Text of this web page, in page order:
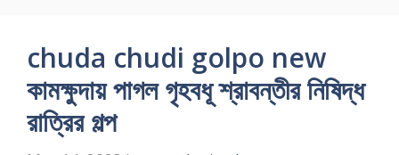
chuda chudi golpo new
কামক্ষুদায় পাগল গৃহবধূ শ্রাবন্তীর নিষিদ্ধ
রাত্রির গল্প